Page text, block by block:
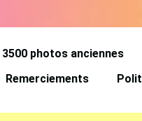
3500 photos anciennes
Remerciements